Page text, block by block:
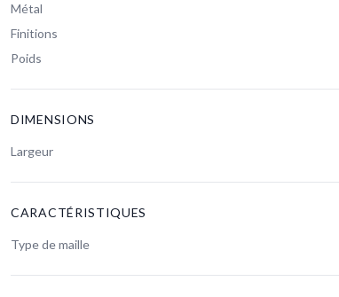
Métal
Finitions
Poids
DIMENSIONS
Largeur
CARACTÉRISTIQUES
Type de maille